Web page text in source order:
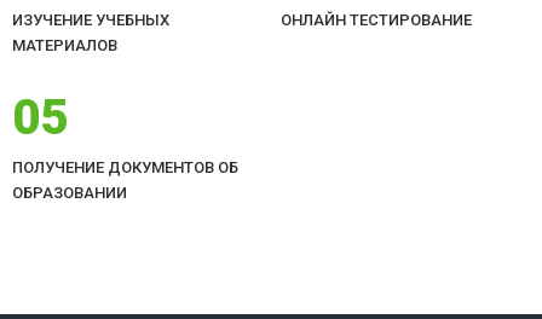
ИЗУЧЕНИЕ УЧЕБНЫХ
МАТЕРИАЛОВ
ОНЛАЙН ТЕСТИРОВАНИЕ
05
ПОЛУЧЕНИЕ ДОКУМЕНТОВ ОБ
ОБРАЗОВАНИИ